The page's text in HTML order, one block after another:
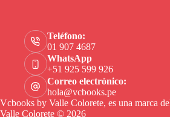
Teléfono:
01 907 4687
WhatsApp
+51 925 599 926
Correo electrónico:
hola@vcbooks.pe
Vcbooks by Valle Colorete, es una marca
Valle Colorete © 2026